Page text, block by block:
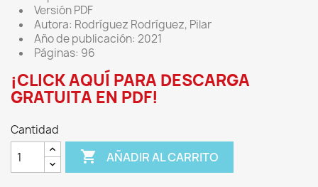
Versión PDF
Autora: Rodríguez Rodríguez, Pilar
Año de publicación: 2021
Páginas: 96
¡CLICK AQUÍ PARA DESCARGA
GRATUITA EN PDF!
Cantidad
 AÑADIR AL CARRITO